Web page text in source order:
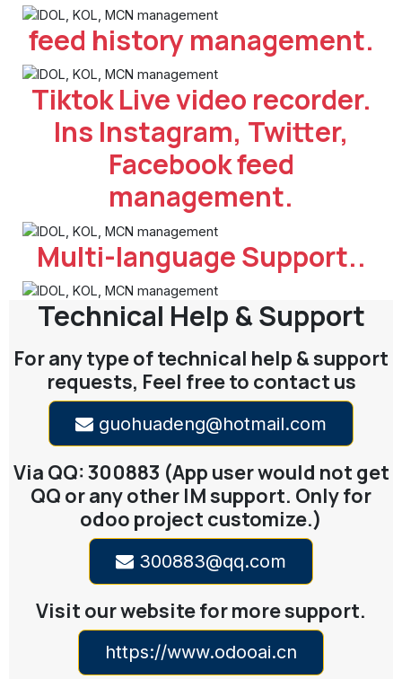
feed history management.
Tiktok Live video recorder.
Ins Instagram, Twitter,
Facebook feed
management.
Multi-language Support..
Technical Help & Support
For any type of technical help & support
requests, Feel free to contact us
guohuadeng@hotmail.com
Via QQ: 300883 (App user would not get
QQ or any other IM support. Only for
odoo project customize.)
300883@qq.com
Visit our website for more support.
https://www.odooai.cn